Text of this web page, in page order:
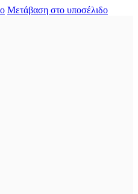
Μετάβαση στο υποσέλιδο